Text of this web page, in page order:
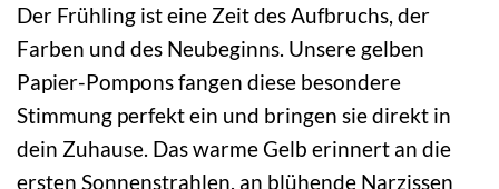
Der Frühling ist eine Zeit des Aufbruchs, der
Farben und des Neubeginns. Unsere gelben
Papier-Pompons fangen diese besondere
Stimmung perfekt ein und bringen sie direkt in
dein Zuhause. Das warme Gelb erinnert an die
ersten Sonnenstrahlen, an blühende Narzissen